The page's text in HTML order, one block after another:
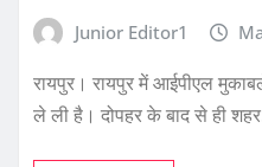
Junior Editor1
रायपुर। रायपुर में आईपीएल
ले ली है। दोपहर के बाद से ही